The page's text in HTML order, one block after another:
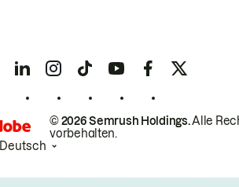
© 2026 Semrush Holdings.Alle
vorbehalten.
Deutsch